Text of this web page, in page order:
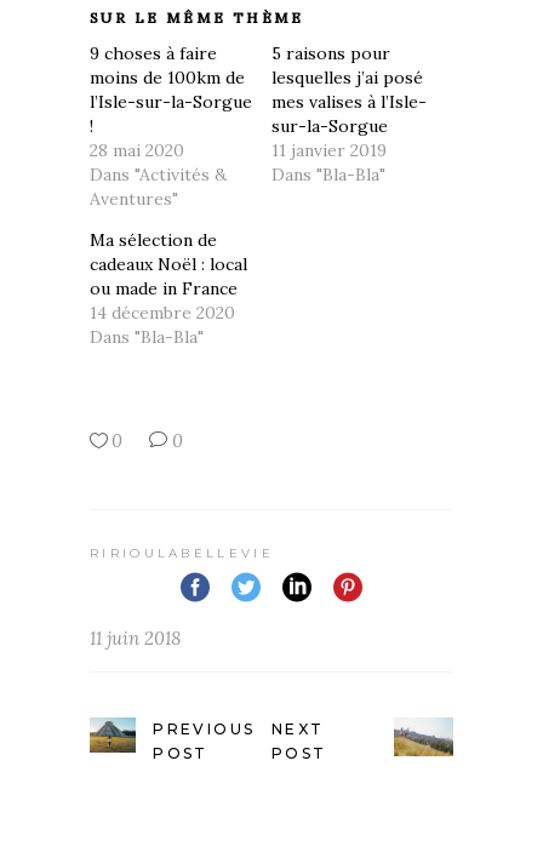
SUR LE MÊME THÈME
9 choses à faire
moins de 100km de
l’Isle-sur-la-Sorgue
!
28 mai 2020
Dans "Activités &
Aventures"
5 raisons pour
lesquelles j’ai posé
mes valises à l’Isle-
sur-la-Sorgue
11 janvier 2019
Dans "Bla-Bla"
Ma sélection de
cadeaux Noël : local
ou made in France
14 décembre 2020
Dans "Bla-Bla"
0 0
RIRIOULABELLEVIE
11 juin 2018
PREVIOUS
POST
NEXT
POST